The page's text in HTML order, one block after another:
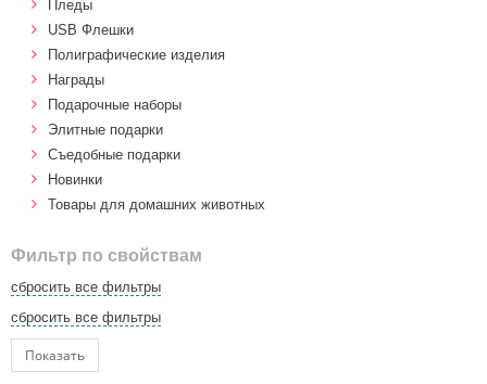
Пледы
USB Флешки
Полиграфические изделия
Награды
Подарочные наборы
Элитные подарки
Cъедобные подарки
Новинки
Товары для домашних животных
Фильтр по свойствам
сбросить все фильтры
сбросить все фильтры
Показать